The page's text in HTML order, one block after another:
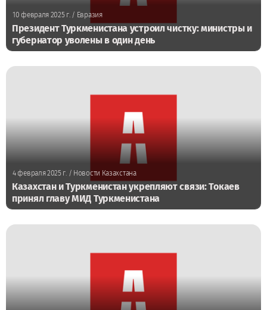
10 февраля 2025 г./ Евразия
Президент Туркменистана устроил чистку: министры и
губернатор уволены в один день
4 февраля 2025 г./ Новости Казахстана
Казахстан и Туркменистан укрепляют связи: Токаев
принял главу МИД Туркменистана